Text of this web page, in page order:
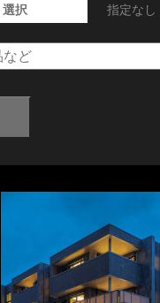
選択 指定なし